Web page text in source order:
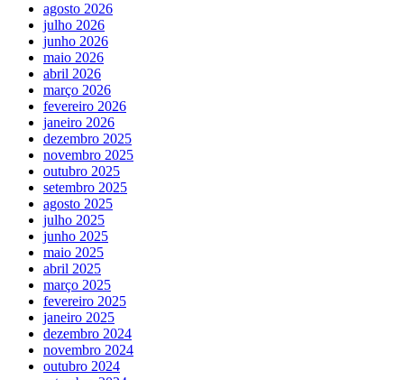
agosto 2026
julho 2026
junho 2026
maio 2026
abril 2026
março 2026
fevereiro 2026
janeiro 2026
dezembro 2025
novembro 2025
outubro 2025
setembro 2025
agosto 2025
julho 2025
junho 2025
maio 2025
abril 2025
março 2025
fevereiro 2025
janeiro 2025
dezembro 2024
novembro 2024
outubro 2024